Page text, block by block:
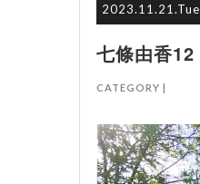
2023.11.21.Tue
七條由香12
CATEGORY |